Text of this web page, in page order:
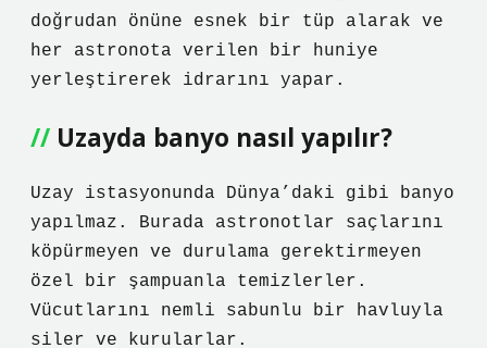
doğrudan önüne esnek bir tüp alarak ve
her astronota verilen bir huniye
yerleştirerek idrarını yapar.
Uzayda banyo nasıl yapılır?
Uzay istasyonunda Dünya’daki gibi banyo
yapılmaz. Burada astronotlar saçlarını
köpürmeyen ve durulama gerektirmeyen
özel bir şampuanla temizlerler.
Vücutlarını nemli sabunlu bir havluyla
siler ve kurularlar.